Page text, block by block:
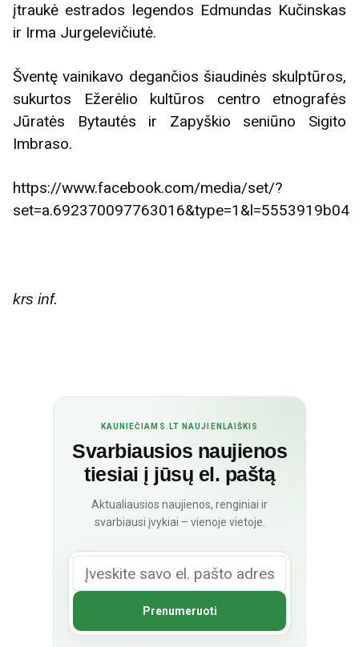
įtraukė estrados legendos Edmundas Kučinskas
ir Irma Jurgelevičiutė.
Šventę vainikavo degančios šiaudinės skulptūros,
sukurtos Ežerėlio kultūros centro etnografės
Jūratės Bytautės ir Zapyškio seniūno Sigito
Imbraso.
https://www.facebook.com/media/set/?
set=a.692370097763016&type=1&l=5553919b04
krs inf.
KAUNIEČIAMS.LT NAUJIENLAIŠKIS
Svarbiausios naujienos
tiesiai į jūsų el. paštą
Aktualiausios naujienos, renginiai ir
svarbiausi įvykiai – vienoje vietoje.